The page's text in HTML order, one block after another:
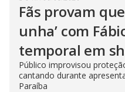
Fãs provam
unha’ com
temporal em
Público improvisou
cantando durante
Paraíba